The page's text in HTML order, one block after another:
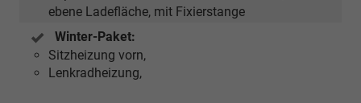
ebene Ladefläche, mit Fixierstange
Winter-Paket:
Sitzheizung vorn,
Lenkradheizung,